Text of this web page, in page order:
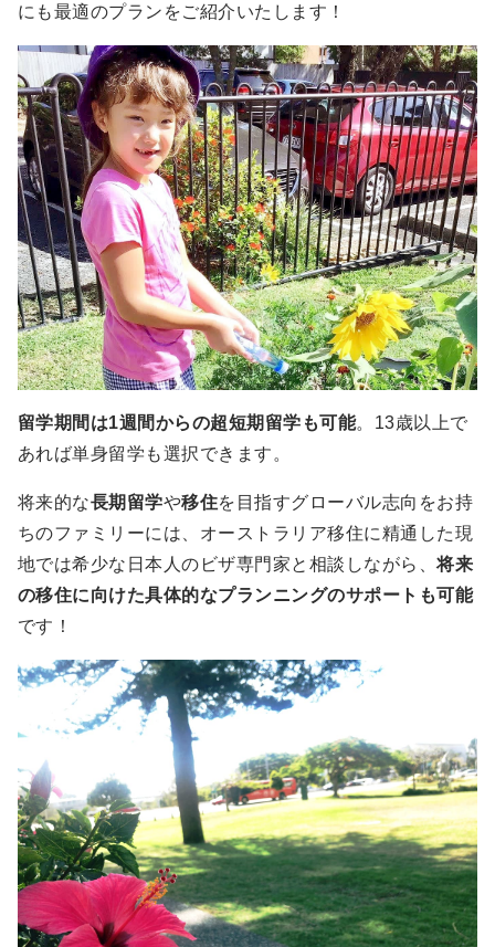
ラ
ム
にも最適のプランをご紹介いたします！
留学期間は1週間からの超短期留学も可能。13歳以上で
あれば単身留学も選択できます。
将来的な長期留学や移住を目指すグローバル志向をお持
ちのファミリーには、オーストラリア移住に精通した現
地では希少な日本人のビザ専門家と相談しながら、将来
の移住に向けた具体的なプランニングのサポートも可能
です！